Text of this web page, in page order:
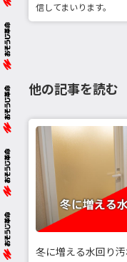
信してまいります。
他の記事を読む
冬に増える水回り